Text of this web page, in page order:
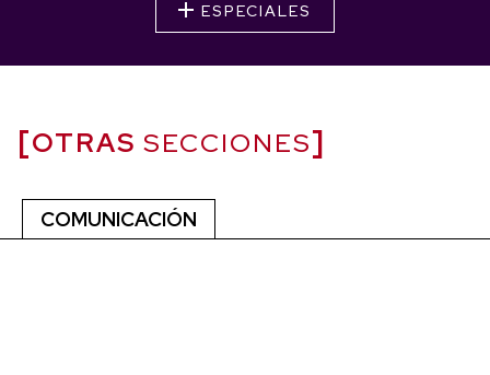
ESPECIALES
OTRAS SECCIONES
COMUNICACIÓN